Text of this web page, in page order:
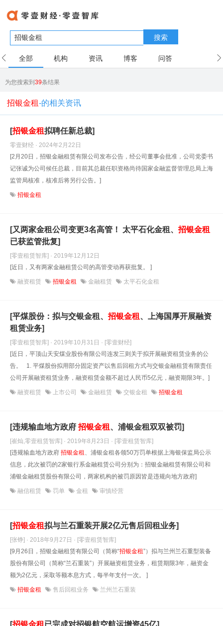
搜索
全部 机构 资讯 博客 问答
为您搜索到39条结果
招银金租-的相关资讯
[招银金租拟聘任新总裁]
零壹财经 · 2024年2月22日
[2月20日，招银金融租赁有限公司发布公告，经公司董事会批准，公司党委书
记张诚为公司候任总裁，目前其总裁任职资格尚待国家金融监督管理总局上海
监管局核准，核准后将另行公告。]
招银金租
[又两家金租公司变更3名高管！ 太平石化金租、 招银金租
已获监管批复]
[零壹租赁智库] · 2019年12月12日
[近日，又有两家金融租赁公司的高管变动再获批复。 ]
融资租赁 招银金租 金融租赁 太平石化金租
[平煤股份：拟与交银金租、 招银金租 、上海国厚开展融资
租赁业务]
[零壹租赁智库] · 2019年10月31日 · [零壹财经]
[近日，平顶山天安煤业股份有限公司连发三则关于拟开展融资租赁业务的公
告。 1. 平煤股份拟用部分固定资产以售后回租方式与交银金融租赁有限责任
公司开展融资租赁业务，融资租赁金额不超过人民币5亿元，融资期限3年。]
融资租赁 上市公司 金融租赁 交银金租 招银金租
[违规输血地方政府 招银金租 、浦银金租双双被罚]
[崔灿,零壹租赁智库] · 2019年8月23日 · [零壹租赁智库]
[违规输血地方政府 招银金租 、浦银金租各领50万罚单根据上海银保监局公示
信息，此次被罚的2家银行系金融租赁公司分别为：招银金融租赁有限公司和
浦银金融租赁股份有限公司，两家机构的被罚原因皆是违规向地方政府]
融信租赁 罚单 金租 审慎经营
[招银金租拟与兰石重装开展2亿元售后回租业务]
[张铮] · 2018年9月27日 · [零壹租赁智库]
[9月26日，招银金融租赁有限公司（简称“招银金租”）拟与兰州兰石重型装备
股份有限公司（简称“兰石重装”）开展融资租赁业务，租赁期限3年，融资金
额为2亿元，采取等额本息方式，每半年支付一次。 ]
招银金租 售后回租业务 兰州兰石重装
[招银金租 已完成对招银航空航运增资45亿]